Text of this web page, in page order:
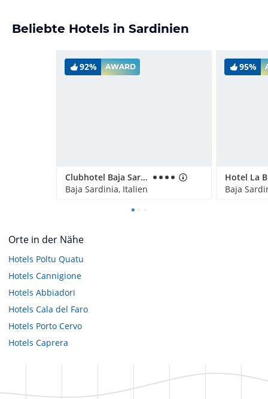
Beliebte Hotels in Sardinien
92% AWARD
Clubhotel Baja Sardinia
Baja Sardinia, Italien
95%
Hotel La
Baja
Orte in der Nähe
Hotels Poltu Quatu
Hotels Cannigione
Hotels Abbiadori
Hotels Cala del Faro
Hotels Porto Cervo
Hotels Caprera